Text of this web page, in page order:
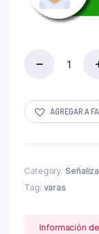
ROJA
quantity
AGREGAR A
Category:
Tag: varas
Información